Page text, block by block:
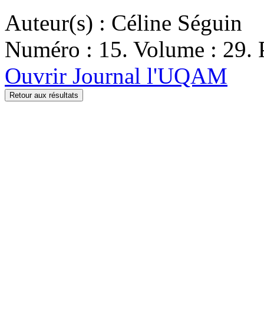
Auteur(s) : Céline Séguin
Numéro : 15. Volume : 29.
Ouvrir Journal l'UQAM
Retour aux résultats